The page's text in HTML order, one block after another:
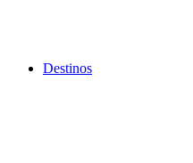
Destinos